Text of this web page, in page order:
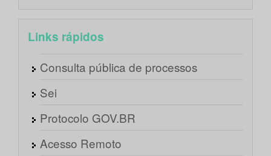
Links rápidos
Consulta pública de processos
Sei
Protocolo GOV.BR
Acesso Remoto